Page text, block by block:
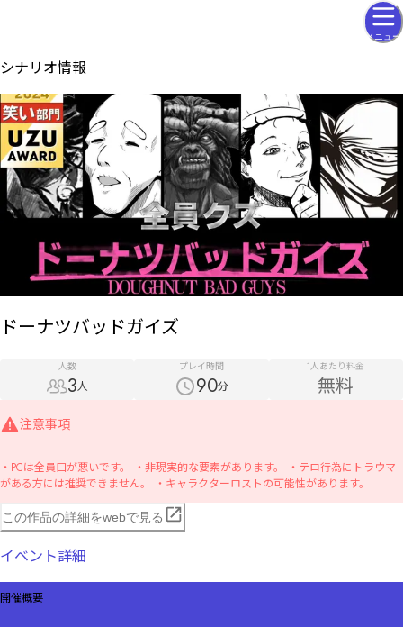
メニュー
シナリオ情報
ドーナツバッドガイズ
人数
3人
プレイ時間
90分
1人あたり料金
無料
注意事項
・PCは全員口が悪いです。 ・非現実的な要素があります。 ・テロ行為にトラウマ
がある方には推奨できません。 ・キャラクターロストの可能性があります。
この作品の詳細をwebで見る
イベント詳細
開催概要